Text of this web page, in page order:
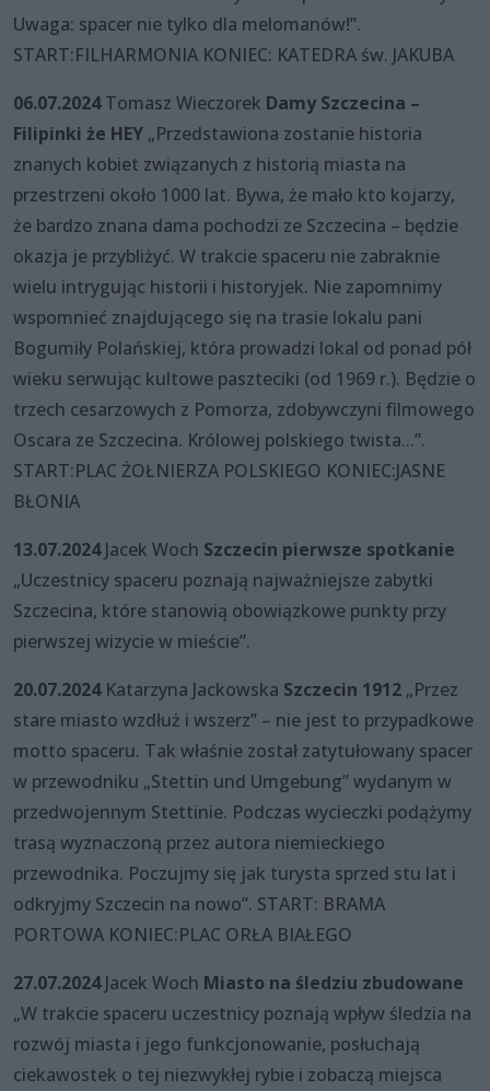
Uwaga: spacer nie tylko dla melomanów!”.
START:FILHARMONIA KONIEC: KATEDRA św. JAKUBA
06.07.2024Tomasz Wieczorek Damy Szczecina –
Filipinki że HEY „Przedstawiona zostanie historia
znanych kobiet związanych z historią miasta na
przestrzeni około 1000 lat. Bywa, że mało kto kojarzy,
że bardzo znana dama pochodzi ze Szczecina – będzie
okazja je przybliżyć. W trakcie spaceru nie zabraknie
wielu intrygując historii i historyjek. Nie zapomnimy
wspomnieć znajdującego się na trasie lokalu pani
Bogumiły Polańskiej, która prowadzi lokal od ponad pół
wieku serwując kultowe paszteciki (od 1969 r.). Będzie o
trzech cesarzowych z Pomorza, zdobywczyni filmowego
Oscara ze Szczecina. Królowej polskiego twista...”.
START:PLAC ŻOŁNIERZA POLSKIEGO KONIEC:JASNE
BŁONIA
13.07.2024Jacek Woch Szczecin pierwsze spotkanie
„Uczestnicy spaceru poznają najważniejsze zabytki
Szczecina, które stanowią obowiązkowe punkty przy
pierwszej wizycie w mieście”.
20.07.2024Katarzyna Jackowska Szczecin 1912 „Przez
stare miasto wzdłuż i wszerz” – nie jest to przypadkowe
motto spaceru. Tak właśnie został zatytułowany spacer
w przewodniku „Stettin und Umgebung” wydanym w
przedwojennym Stettinie. Podczas wycieczki podążymy
trasą wyznaczoną przez autora niemieckiego
przewodnika. Poczujmy się jak turysta sprzed stu lat i
odkryjmy Szczecin na nowo”. START: BRAMA
PORTOWA KONIEC:PLAC ORŁA BIAŁEGO
27.07.2024Jacek Woch Miasto na śledziu zbudowane
„W trakcie spaceru uczestnicy poznają wpływ śledzia na
rozwój miasta i jego funkcjonowanie, posłuchają
ciekawostek o tej niezwykłej rybie i zobaczą miejsca